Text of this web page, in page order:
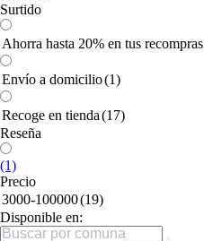
Surtido
Ahorra hasta 20% en tus recompras
Envío a domicilio(1)
Recoge en tienda(17)
Reseña
(1)
Precio
3000-100000(19)
Disponible en:
Buscar